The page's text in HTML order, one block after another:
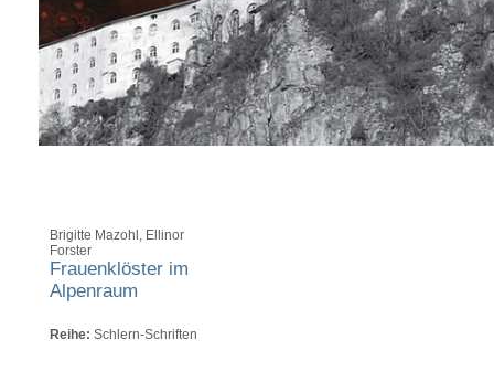
Brigitte Mazohl, Ellinor
Forster
Frauenklöster im
Alpenraum
Reihe: Schlern-Schriften